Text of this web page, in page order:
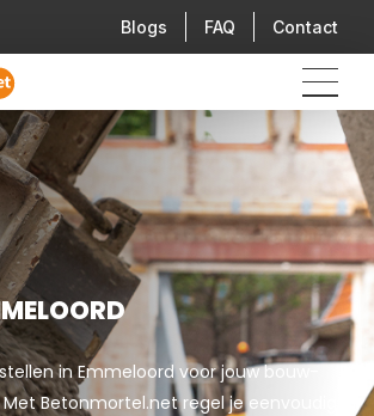
Blogs FAQ Contact
in Emmeloord voor jouw bouw-
Betonmortel.net regel je eenvoudig